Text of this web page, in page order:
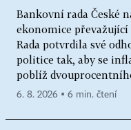
Bankovní rada České
ekonomice
Rada potvrdila své
politice tak, aby se
poblíž
6. 8. 2026 ▪ 6 min. čtení